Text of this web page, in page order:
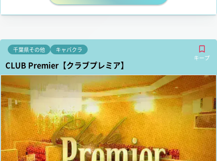
千葉県その他
キャバクラ
キープ
CLUB Premier【クラブプレミア】